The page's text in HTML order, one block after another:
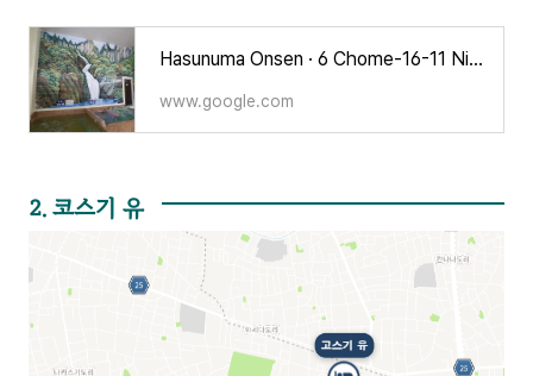
Hasunuma Onsen · 6 Chome-16-11 Nishikamata, Ota City, Tokyo 144-0051 일본
www.google.com
2. 코스기 유